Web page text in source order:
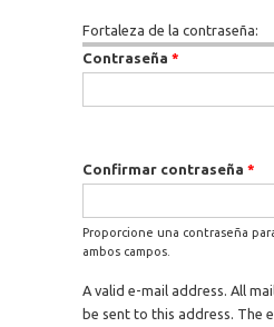
Fortaleza de la contraseña:
Contraseña *
Confirmar contraseña *
Proporcione una contraseña
ambos campos.
A valid e-mail address. All
be sent to this address. The